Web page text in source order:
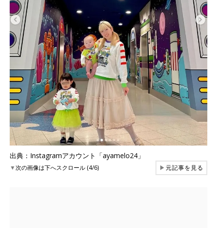
出典：Instagramアカウント「ayamelo24」
▼次の画像は下へスクロール (4/6) ▶元記事を見る